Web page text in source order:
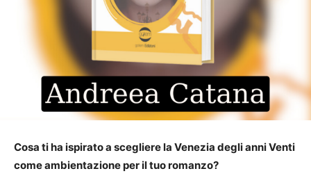
Cosa ti ha ispirato a scegliere la Venezia degli anni Venti
come ambientazione per il tuo romanzo?